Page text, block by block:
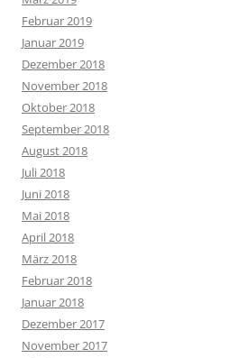
Februar 2019
Januar 2019
Dezember 2018
November 2018
Oktober 2018
September 2018
August 2018
Juli 2018
Juni 2018
Mai 2018
April 2018
März 2018
Februar 2018
Januar 2018
Dezember 2017
November 2017